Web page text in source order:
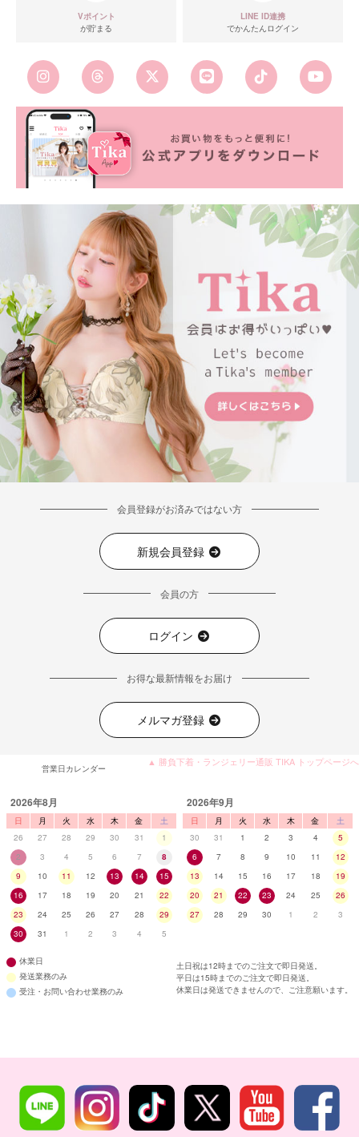
Vポイント
が貯まる
LINE ID連携
でかんたんログイン
会員登録がお済みではない方
新規会員登録
会員の方
ログイン
お得な最新情報をお届け
メルマガ登録
▲ 勝負下着・ランジェリー通販 TIKA トップページへ
営業日カレンダー
2026年8月
日 月 火 水 木 金
土
26
27 28 29 30 31
1
2
3 4 5 6 7
8
9
10 11 12 13 14
15
16
17 18 19 20 21
22
23
24 25 26 27 28
29
30
31 1 2 3 4 5
2026年9月
日 月 火 水 木 金
土
30
31 1 2 3 4
5
6
7 8 9 10 11
12
13
14 15 16 17 18
19
20
21 22 23 24 25
26
27
28 29 30 1 2 3
休業日
発送業務のみ
受注・お問い合わせ業務のみ
土日祝は12時までのご注文で即日発送。
平日は15時までのご注文で即日発送。
休業日は発送できませんので、ご注意願います。